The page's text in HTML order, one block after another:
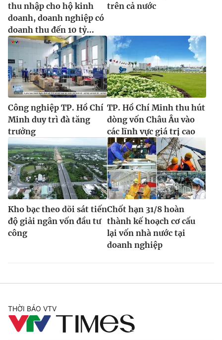
thu nhập cho hộ kinh
doanh, doanh nghiệp có
doanh thu đến 10 tỷ...
trên cả nước
Công nghiệp TP. Hồ Chí
Minh duy trì đà tăng
trưởng
TP. Hồ Chí Minh thu hút
dòng vốn Châu Âu vào
các lĩnh vực giá trị cao
Kho bạc theo dõi sát tiến
độ giải ngân vốn đầu tư
công
Chốt hạn 31/8 hoàn
thành kế hoạch cơ cấu
lại vốn nhà nước tại
doanh nghiệp
THỜI BÁO VTV